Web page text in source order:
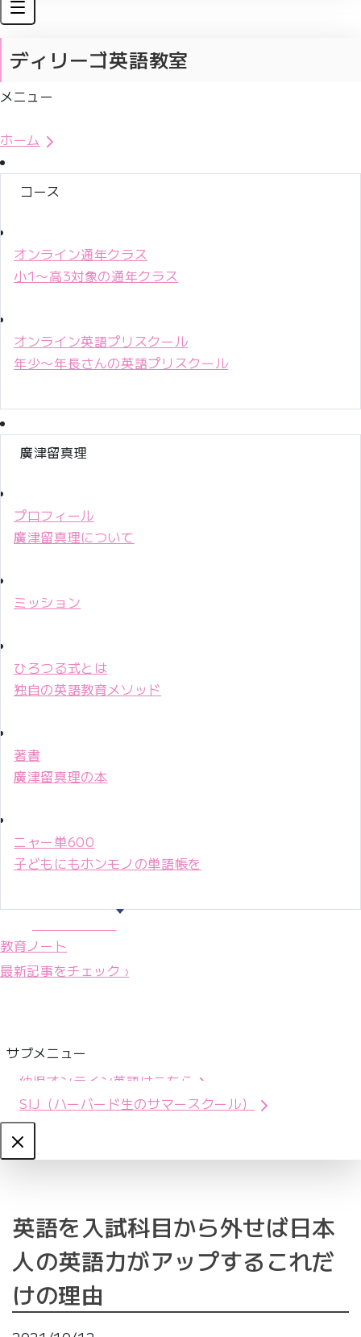
ディリーゴ英語教室
メニュー
ホーム
コース
オンライン通年クラス
小1〜高3対象の通年クラス
オンライン英語プリスクール
年少〜年長さんの英語プリスクール
廣津留真理
プロフィール
廣津留真理について
ミッション
ひろつる式とは
独自の英語教育メソッド
著書
廣津留真理の本
ニャー単600
子どもにもホンモノの単語帳を
教育ノート
最新記事をチェック ›
サブメニュー
幼児オンライン英語はこちら
SIJ（ハーバード生のサマースクール）
Close
英語を入試科目から外せば日本
人の英語力がアップするこれだ
けの理由